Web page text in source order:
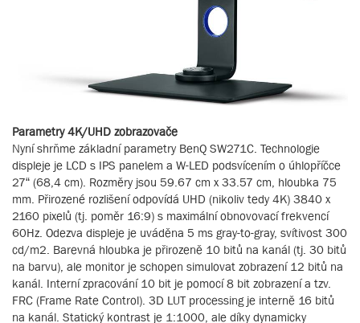
Parametry 4K/UHD zobrazovače
Nyní shrňme základní parametry BenQ SW271C. Technologie
displeje je LCD s IPS panelem a W-LED podsvícením o úhlopříčce
27“ (68,4 cm). Rozměry jsou 59.67 cm x 33.57 cm, hloubka 75
mm. Přirozené rozlišení odpovídá UHD (nikoliv tedy 4K) 3840 x
2160 pixelů (tj. poměr 16:9) s maximální obnovovací frekvencí
60Hz. Odezva displeje je uváděna 5 ms gray-to-gray, svítivost 300
cd/m2. Barevná hloubka je přirozeně 10 bitů na kanál (tj. 30 bitů
na barvu), ale monitor je schopen simulovat zobrazení 12 bitů na
kanál. Interní zpracování 10 bit je pomocí 8 bit zobrazení a tzv.
FRC (Frame Rate Control). 3D LUT processing je interně 16 bitů
na kanál. Statický kontrast je 1:1000, ale díky dynamicky